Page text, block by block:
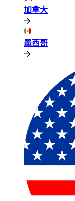
加拿大​​
墨西哥​​